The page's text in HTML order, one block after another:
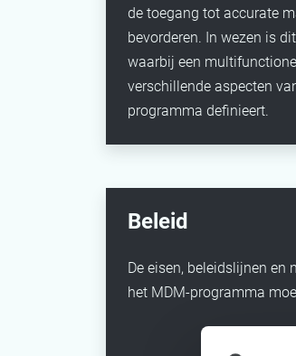
de toegang tot accurate
bevorderen. In wezen is
waarbij een
verschillende aspecten
programma definieert.
Beleid
De eisen, beleidslijnen en
het MDM-programma